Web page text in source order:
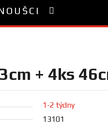
+ 4ks
1-2 týdny
13101